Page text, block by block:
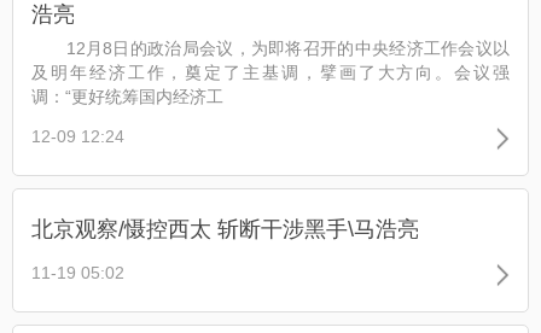
浩亮
12月8日的政治局会议，为即将召开的中央经济工作会议以
及明年经济工作，奠定了主基调，擘画了大方向。会议强
调：“更好统筹国内经济工
12-09 12:24
北京观察/慑控西太 斩断干涉黑手\马浩亮
11-19 05:02